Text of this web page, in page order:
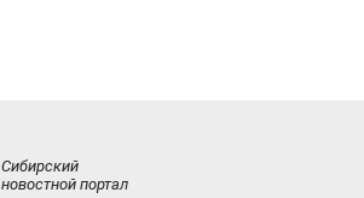
Сибирский
новостной портал